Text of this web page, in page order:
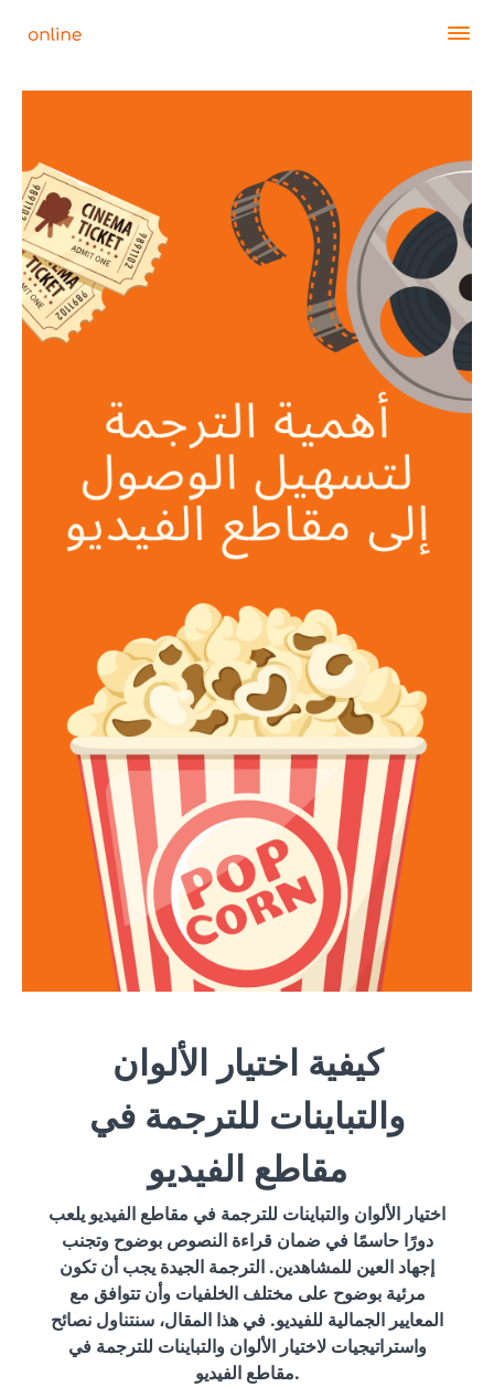
كيفية اختيار الألوان
والتباينات للترجمة في
مقاطع الفيديو
اختيار الألوان والتباينات للترجمة في مقاطع الفيديو يلعب
دورًا حاسمًا في ضمان قراءة النصوص بوضوح وتجنب
إجهاد العين للمشاهدين. الترجمة الجيدة يجب أن تكون
مرئية بوضوح على مختلف الخلفيات وأن تتوافق مع
المعايير الجمالية للفيديو. في هذا المقال، سنتناول نصائح
واستراتيجيات لاختيار الألوان والتباينات للترجمة في
مقاطع الفيديو.